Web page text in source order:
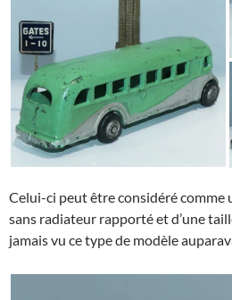
Celui-ci peut être considéré comme
sans radiateur rapporté et d’une
jamais vu ce type de modèle